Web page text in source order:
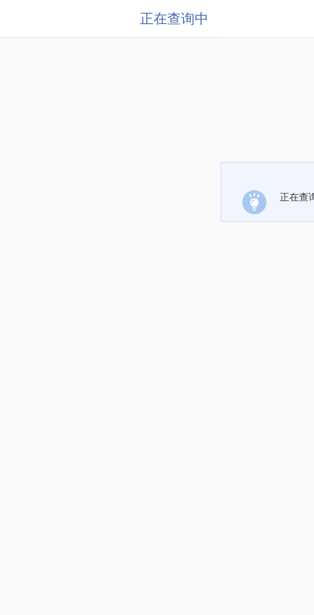
正在查询中
正在查